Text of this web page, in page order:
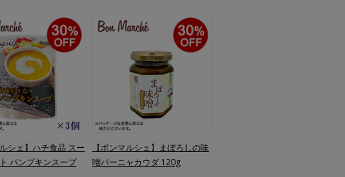
ルシェ】ハチ食品 スー
パンプキンスープ
【ボンマルシェ】まぼろしの味
噌バーニャカウダ 120g